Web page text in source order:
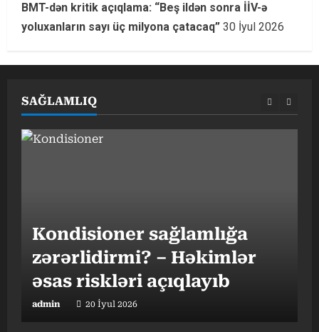
BMT-dən kritik açıqlama: “Beş ildən sonra İİV-ə
yoluxanların sayı üç milyona çatacaq” 30 İyul 2026
SAĞLAMLIQ
Kondisioner sağlamlığa
zərərlidirmi? – Həkimlər
əsas riskləri açıqlayıb
admin 20 İyul 2026